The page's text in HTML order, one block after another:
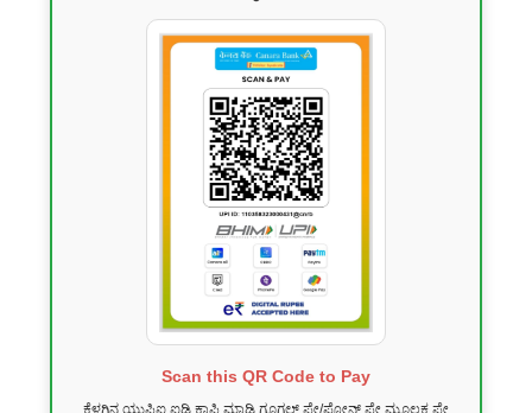
Scan this QR Code to Pay